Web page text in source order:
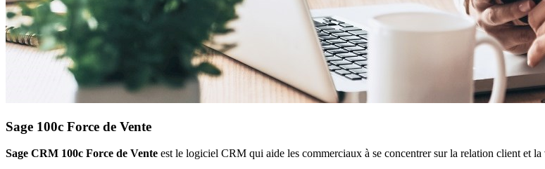
Sage 100c Force de Vente
Sage CRM 100c Force de Vente est le logiciel CRM qui aide les commerciaux à se concentrer sur la relation client et la